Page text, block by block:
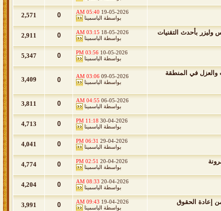
19-05-2026
05:40 AM
بواسطة الياسمينا 0
2,571
بأحدث التقنيات 18-05-2026
03:15 AM
بواسطة الياسمينا 0
2,911
10-05-2026
03:56 PM
بواسطة الياسمينا 0
5,347
والعزل في المنطقة 09-05-2026
03:06 AM
بواسطة الياسمينا 0
3,409
06-05-2026
04:55 AM
بواسطة الياسمينا 0
3,811
30-04-2026
11:18 PM
بواسطة الياسمينا 0
4,713
29-04-2026
06:31 PM
بواسطة الياسمينا 0
4,041
20-04-2026
02:51 PM
بواسطة الياسمينا 0
4,774
20-04-2026
08:33 AM
بواسطة الياسمينا 0
4,204
إعادة الحقوق 19-04-2026
09:43 AM
بواسطة الياسمينا 0
3,991